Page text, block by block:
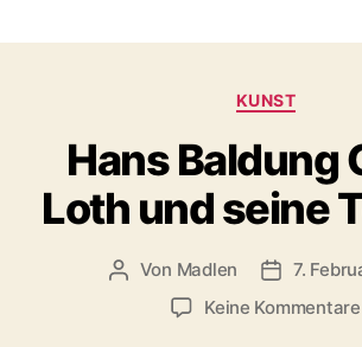
K
t
e
g
o
i
e
KUNST
Hans Baldung
Loth und seine
B Von Madlen
V 7.
Keine Kommentarez